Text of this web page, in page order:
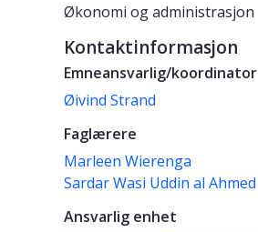
Økonomi og administrasjon
Kontaktinformasjon
Emneansvarlig/koordinator
Øivind Strand
Faglærere
Marleen Wierenga
Sardar Wasi Uddin al Ahmed
Ansvarlig enhet